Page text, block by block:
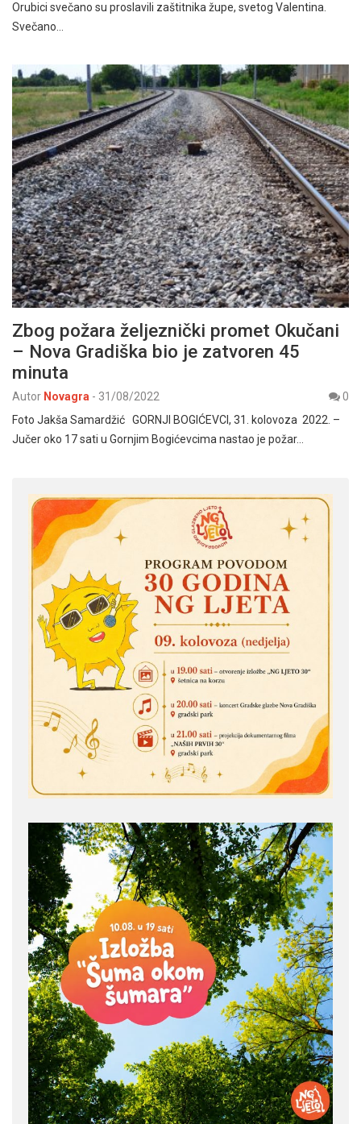
Orubici svečano su proslavili zaštitnika župe, svetog Valentina.
Svečano…
Zbog požara željeznički promet Okučani
– Nova Gradiška bio je zatvoren 45
minuta
Autor Novagra - 31/08/2022
0
Foto Jakša Samardžić GORNJI BOGIĆEVCI, 31. kolovoza 2022. –
Jučer oko 17 sati u Gornjim Bogićevcima nastao je požar…